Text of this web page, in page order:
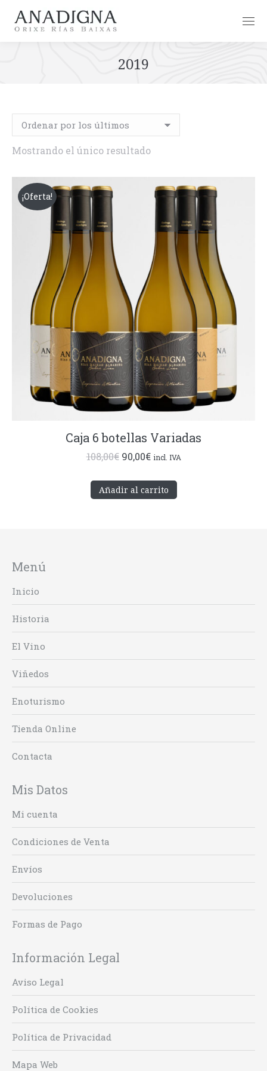
2019
Mostrando el único resultado
¡Oferta!
Caja 6 botellas Variadas
108,00€ El
original
90,00€El
actual
incl. IVA
Añadir al carrito
Menú
Inicio
Historia
El Vino
Viñedos
Enoturismo
Tienda Online
Contacta
Mis Datos
Mi cuenta
Condiciones de Venta
Envíos
Devoluciones
Formas de Pago
Información Legal
Aviso Legal
Política de Cookies
Política de Privacidad
Mapa Web